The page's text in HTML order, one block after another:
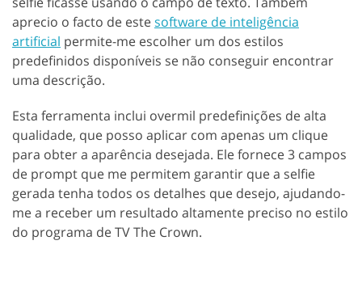
aprecio o facto de estesoftware de inteligência
artificial permite-me escolher um dos estilos
predefinidos disponíveis se não conseguir encontrar
uma descrição.
Esta ferramenta inclui overmil predefinições de alta
qualidade, que posso aplicar com apenas um clique
para obter a aparência desejada. Ele fornece 3 campos
de prompt que me permitem garantir que a selfie
gerada tenha todos os detalhes que desejo, ajudando-
me a receber um resultado altamente preciso no estilo
do programa de TV The Crown.